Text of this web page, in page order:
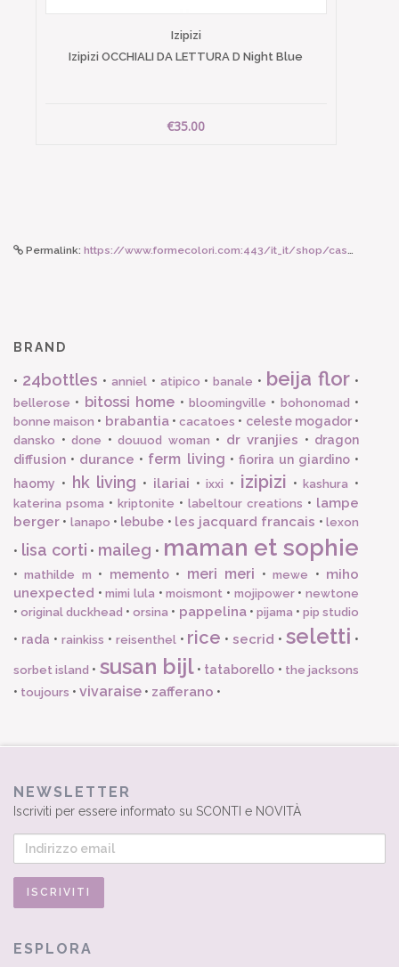
Izipizi
Izipizi OCCHIALI DA LETTURA D Night Blue
€35.00
Permalink: https://www.formecolori.com:443/it_it/shop/casa/tappeti_bagno/vivaraise_enzo_tappeto_bagno_thym_70x140/6268
BRAND
• 24bottles • anniel• atipico •banale • beija flor •
bellerose • bitossi home • bloomingville • bohonomad •
bonne maison • brabantia•cacatoes • celeste mogador•
dansko • done • douuod woman • dr vranjies • dragon
diffusion • durance • ferm living • fiorira un giardino•
haomy • hk living • ilariai •ixxi • izipizi •kashura •
katerina psoma • kriptonite • labeltour creations • lampe
berger • lanapo • lebube • les jacquard francais •lexon
• lisa corti • maileg • maman et sophie
•mathilde m • memento• meri meri •mewe • miho
unexpected •mimi lula •moismont • mojipower•newtone
•original duckhead •orsina • pappelina• pijama • pip studio
• rada • rainkiss • reisenthel• rice •secrid •seletti •
sorbet island • susan bijl• tataborello • the jacksons
• toujours • vivaraise • zafferano •
NEWSLETTER
Iscriviti per essere informato su SCONTI e NOVITÀ
ESPLORA